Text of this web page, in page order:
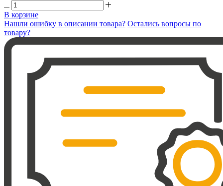
В корзине
Нашли ошибку в описании товара? Остались вопросы по
товару?